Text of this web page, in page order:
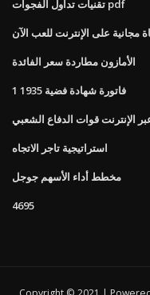
تقنيات تداول الفجوات pdf
مجانية على الإنترنت للعب الآن
الأمازون مطاردة سعر الفائدة
1 فاتورة شهادة فضية 1935
الإنترنت قوات الدفاع الشعبي
استراتيجية تاجر الاتجاه
مخطط أداء الأسهم جوجل
4695